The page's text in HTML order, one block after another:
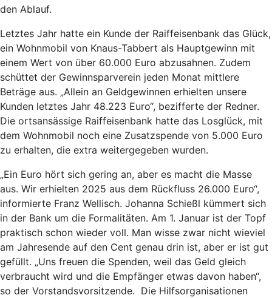
den Ablauf.
Letztes Jahr hatte ein Kunde der Raiffeisenbank das Glück,
ein Wohnmobil von Knaus-Tabbert als Hauptgewinn mit
einem Wert von über 60.000 Euro abzusahnen. Zudem
schüttet der Gewinnsparverein jeden Monat mittlere
Beträge aus. „Allein an Geldgewinnen erhielten unsere
Kunden letztes Jahr 48.223 Euro“, bezifferte der Redner.
Die ortsansässige Raiffeisenbank hatte das Losglück, mit
dem Wohnmobil noch eine Zusatzspende von 5.000 Euro
zu erhalten, die extra weitergegeben wurden.
„Ein Euro hört sich gering an, aber es macht die Masse
aus. Wir erhielten 2025 aus dem Rückfluss 26.000 Euro“,
informierte Franz Wellisch. Johanna Schießl kümmert sich
in der Bank um die Formalitäten. Am 1. Januar ist der Topf
praktisch schon wieder voll. Man wisse zwar nicht wieviel
am Jahresende auf den Cent genau drin ist, aber er ist gut
gefüllt. „Uns freuen die Spenden, weil das Geld gleich
verbraucht wird und die Empfänger etwas davon haben“,
so der Vorstandsvorsitzende. Die Hilfsorganisationen